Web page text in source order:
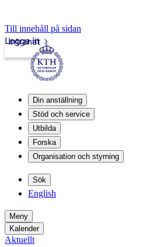
Till innehåll på sidan
Intranät
Logga in
Din anställning
Stöd och service
Utbilda
Forska
Organisation och styrning
Sök
English
Meny
Kalender
Aktuellt